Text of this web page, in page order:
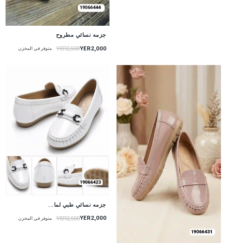
جزمه نسائي مطروح
YER2,000
YER2,500 متوفر في المخزن
جزمه نسائي طبي لما...
YER2,000
YER2,500 متوفر في المخزن